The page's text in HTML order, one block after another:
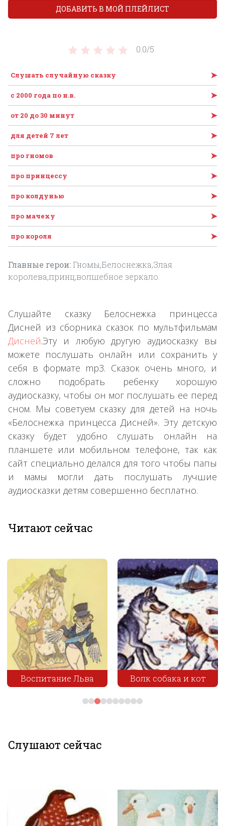
0.0/5
Слушать случайную сказку ➤
c 2000 года по н.в. ➤
от 20 до 30 минут ➤
для детей 7 лет ➤
про гномов ➤
про принцессу ➤
про колдунью ➤
про мачеху ➤
про короля ➤
Главные герои: Гномы,Белоснежка,Злая
королева,принц,волшебное зеркало.
ДОБАВИТЬ В МОЙ ПЛЕЙЛИСТ
Слушайте сказку Белоснежка принцесса
Дисней из сборника сказок по мультфильмам
Дисней.Эту и любую другую аудиосказку вы
можете послушать онлайн или сохранить у
себя в формате mp3. Сказок очень много, и
сложно подобрать ребенку хорошую
аудиосказку, чтобы он мог послушать ее перед
сном. Мы советуем сказку для детей на ночь
«Белоснежка принцесса Дисней». Эту детскую
сказку будет удобно слушать онлайн на
планшете или мобильном телефоне, так как
сайт специально делался для того чтобы папы
и мамы могли дать послушать лучшие
аудиосказки детям совершенно бесплатно.
Читают сейчас
Воспитание Льва Волк собака и кот
Слушают сейчас